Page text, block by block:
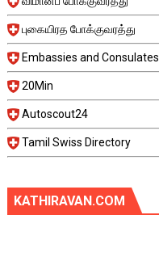
புகையிரத போக்குவரத்து
Embassies and Consulates
20Min
Autoscout24
Tamil Swiss Directory
KATHIRAVAN.COM